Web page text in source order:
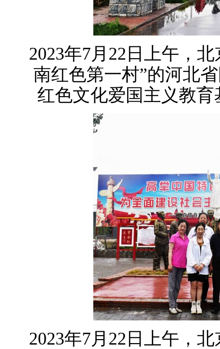
2023年7月22日上午，
南红色第一村”的河北
红色文化爱国主义教
2023年7月22日上午，